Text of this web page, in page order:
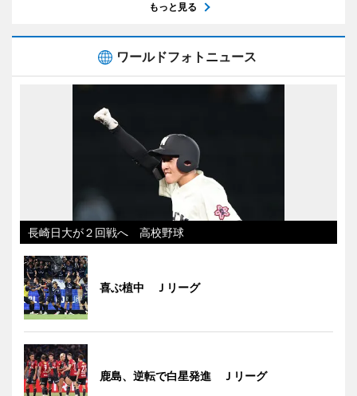
もっと見る
ワールドフォトニュース
長崎日大が２回戦へ 高校野球
喜ぶ植中 Ｊリーグ
鹿島、逆転で白星発進 Ｊリーグ